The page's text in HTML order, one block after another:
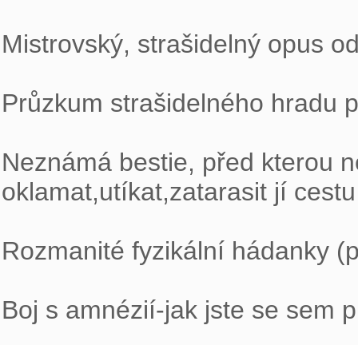
Mistrovský, strašidelný opus
Průzkum strašidelného hradu
Neznámá bestie, před kterou
oklamat,utíkat,zatarasit jí cestu
Rozmanité fyzikální hádanky
Boj s amnézií-jak jste se sem